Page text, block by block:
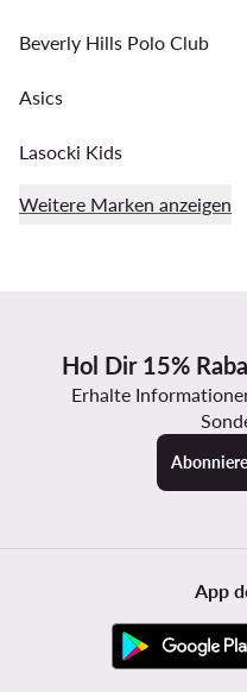
Beverly Hills Polo Club
Asics
Lasocki Kids
Weitere Marken anzeigen
Hol Dir 15%
Erhalte
App